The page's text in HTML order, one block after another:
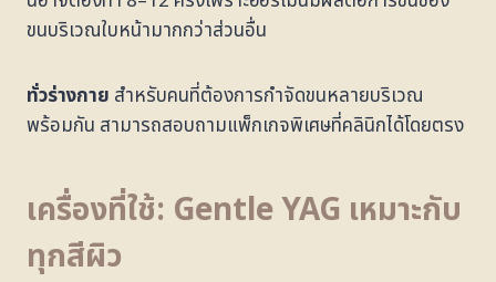
ขนบริเวณใบหน้ามากกว่าส่วนอื่น
ทั่วร่างกาย สำหรับคนที่ต้องการกำจัดขนหลายบริเวณ
พร้อมกัน สามารถสอบถามแพ็กเกจพิเศษที่คลินิกได้โดยตรง
เครื่องที่ใช้: Gentle YAG เหมาะกับ
ทุกสีผิว